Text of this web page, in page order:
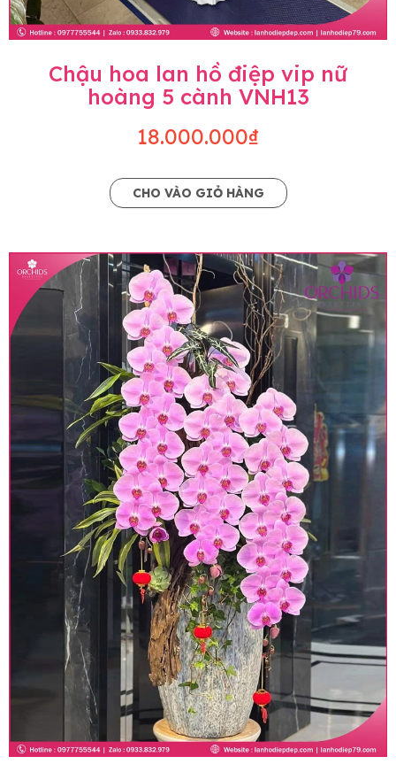
Chậu hoa lan hồ điệp vip nữ
hoàng 5 cành VNH13
18.000.000₫
CHO VÀO GIỎ HÀNG